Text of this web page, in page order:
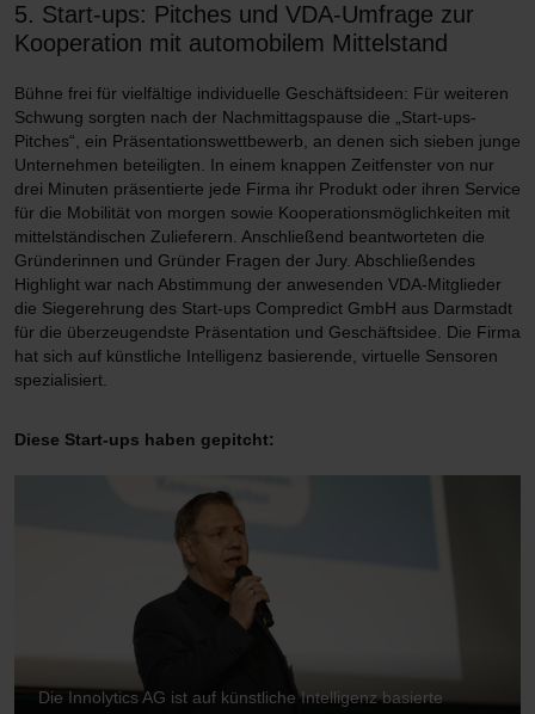
5. Start-ups: Pitches und VDA-Umfrage zur
Kooperation mit automobilem Mittelstand
Bühne frei für vielfältige individuelle Geschäftsideen: Für weiteren
Schwung sorgten nach der Nachmittagspause die „Start-ups-
Pitches“, ein Präsentationswettbewerb, an denen sich sieben junge
Unternehmen beteiligten. In einem knappen Zeitfenster von nur
drei Minuten präsentierte jede Firma ihr Produkt oder ihren Service
für die Mobilität von morgen sowie Kooperationsmöglichkeiten mit
mittelständischen Zulieferern. Anschließend beantworteten die
Gründerinnen und Gründer Fragen der Jury. Abschließendes
Highlight war nach Abstimmung der anwesenden VDA-Mitglieder
die Siegerehrung des Start-ups Compredict GmbH aus Darmstadt
für die überzeugendste Präsentation und Geschäftsidee. Die Firma
hat sich auf künstliche Intelligenz basierende, virtuelle Sensoren
spezialisiert.
Diese Start-ups haben gepitcht:
Die Innolytics AG ist auf künstliche Intelligenz basierte